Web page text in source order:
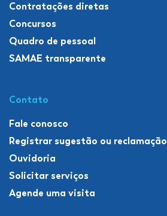
Contratações diretas
Concursos
Quadro de pessoal
SAMAE transparente
Contato
Fale conosco
Registrar sugestão ou reclamação
Ouvidoria
Solicitar serviços
Agende uma visita